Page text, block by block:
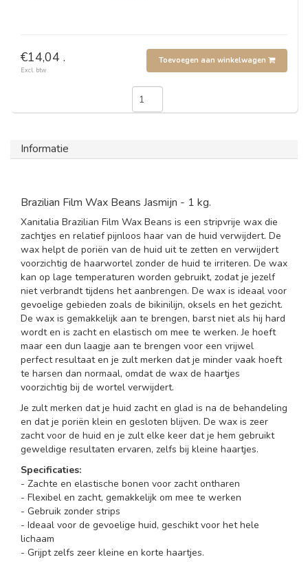
€14,04 .
Excl. btw
Toevoegen aan winkelwagen
Informatie
Brazilian Film Wax Beans Jasmijn - 1 kg.
Xanitalia Brazilian Film Wax Beans is een stripvrije wax die
zachtjes en relatief pijnloos haar van de huid verwijdert. De
wax helpt de poriën van de huid uit te zetten en verwijdert
voorzichtig de haarwortel zonder de huid te irriteren. De wax
kan op lage temperaturen worden gebruikt, zodat je jezelf
niet verbrandt tijdens het aanbrengen. De wax is ideaal voor
gevoelige gebieden zoals de bikinilijn, oksels en het gezicht.
De wax is gemakkelijk aan te brengen, barst niet als hij hard
wordt en is zacht en elastisch om mee te werken. Je hoeft
maar een dun laagje aan te brengen voor een vrijwel
perfect resultaat en je zult merken dat je minder vaak hoeft
te harsen dan normaal, omdat de wax de haartjes
voorzichtig bij de wortel verwijdert.
Je zult merken dat je huid zacht en glad is na de behandeling
en dat je poriën klein en gesloten blijven. De wax is zeer
zacht voor de huid en je zult elke keer dat je hem gebruikt
geweldige resultaten ervaren, zelfs bij kleine haartjes.
Specificaties:
- Zachte en elastische bonen voor zacht ontharen
- Flexibel en zacht, gemakkelijk om mee te werken
- Gebruik zonder strips
- Ideaal voor de gevoelige huid, geschikt voor het hele
lichaam
- Grijpt zelfs zeer kleine en korte haartjes.